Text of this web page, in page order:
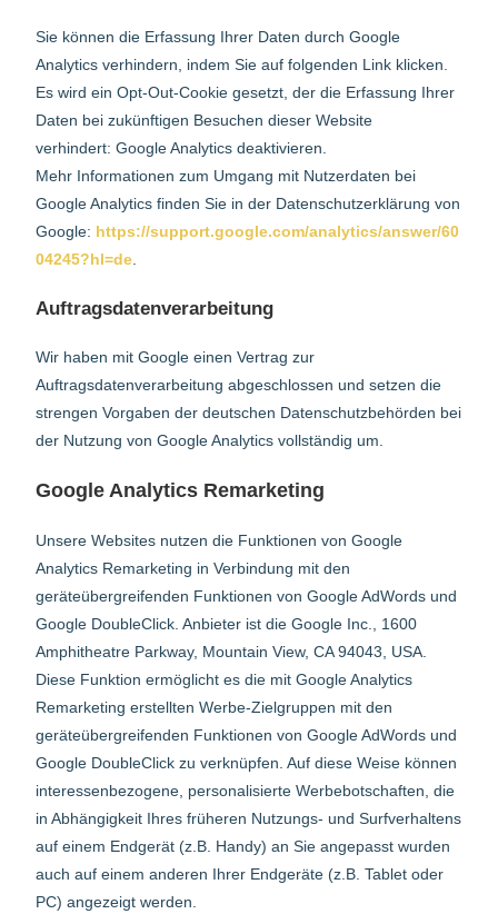
Sie können die Erfassung Ihrer Daten durch Google
Analytics verhindern, indem Sie auf folgenden Link klicken.
Es wird ein Opt-Out-Cookie gesetzt, der die Erfassung Ihrer
Daten bei zukünftigen Besuchen dieser Website
verhindert: Google Analytics deaktivieren.
Mehr Informationen zum Umgang mit Nutzerdaten bei
Google Analytics finden Sie in der Datenschutzerklärung von
Google: https://support.google.com/analytics/answer/60
04245?hl=de
Auftragsdatenverarbeitung
Wir haben mit Google einen Vertrag zur
Auftragsdatenverarbeitung abgeschlossen und setzen die
strengen Vorgaben der deutschen Datenschutzbehörden bei
der Nutzung von Google Analytics vollständig um.
Google Analytics Remarketing
Unsere Websites nutzen die Funktionen von Google
Analytics Remarketing in Verbindung mit den
geräteübergreifenden Funktionen von Google AdWords und
Google DoubleClick. Anbieter ist die Google Inc., 1600
Amphitheatre Parkway, Mountain View, CA 94043, USA.
Diese Funktion ermöglicht es die mit Google Analytics
Remarketing erstellten Werbe-Zielgruppen mit den
geräteübergreifenden Funktionen von Google AdWords und
Google DoubleClick zu verknüpfen. Auf diese Weise können
interessenbezogene, personalisierte Werbebotschaften, die
in Abhängigkeit Ihres früheren Nutzungs- und Surfverhaltens
auf einem Endgerät (z.B. Handy) an Sie angepasst wurden
auch auf einem anderen Ihrer Endgeräte (z.B. Tablet oder
PC) angezeigt werden.